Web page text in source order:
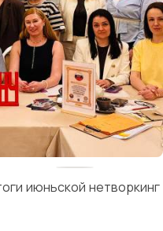
июньской нетворкинг